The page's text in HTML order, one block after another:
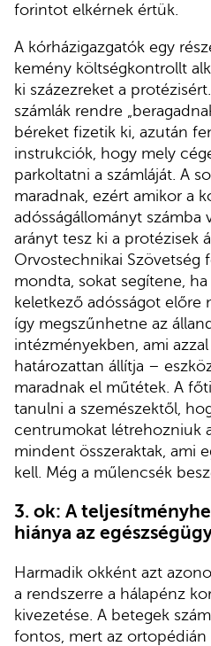
forintot elkérnek értük.
A kórházigazgatók egy
kemény költségkontrollt
ki százezreket a
számlák rendre
béreket fizetik ki, azután
instrukciók, hogy mely
parkoltatni a számláját. A
maradnak, ezért amikor a
adósságállományt számba
arányt tesz ki a protézisek
Orvostechnikai Szövetség
mondta, sokat segítene,
keletkező adósságot előre
így megszűnhetne az
intézményekben, ami
határozattan állítja –
maradnak el műtétek. A
tanulni a szemészektől,
centrumokat létrehozniuk
mindent összeraktak, ami
kell. Még a műlencsék
3. ok: A
hiánya az
Harmadik okként azt
a rendszerre a hálapénz
kivezetése. A betegek
fontos, mert az ortopédián